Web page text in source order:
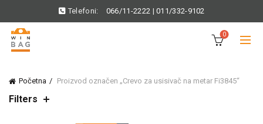
Telefoni: 066/11-2222 |011/332-9102
0
Početna Proizvod označen „Crevo za usisivač na metar Fi3845“
Filters